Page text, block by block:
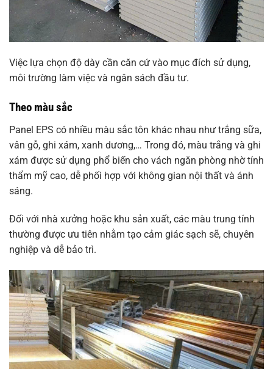
Việc lựa chọn độ dày cần căn cứ vào mục đích sử dụng,
môi trường làm việc và ngân sách đầu tư.
Theo màu sắc
Panel EPS có nhiều màu sắc tôn khác nhau như trắng sữa,
vân gỗ, ghi xám, xanh dương,… Trong đó, màu trắng và ghi
xám được sử dụng phổ biến cho vách ngăn phòng nhờ tính
thẩm mỹ cao, dễ phối hợp với không gian nội thất và ánh
sáng.
Đối với nhà xưởng hoặc khu sản xuất, các màu trung tính
thường được ưu tiên nhằm tạo cảm giác sạch sẽ, chuyên
nghiệp và dễ bảo trì.